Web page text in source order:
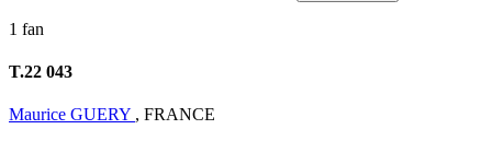
1 fan
T.22 043
Maurice GUERY , FRANCE